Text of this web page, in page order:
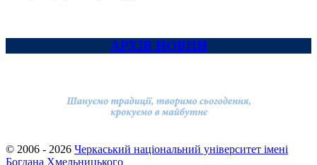
АРХІВ НОВИН
© 2006 - 2026 Черкаський національний університет імені
Богдана Хмельницького